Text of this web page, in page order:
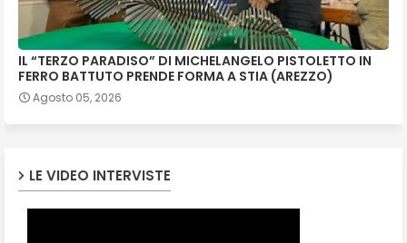
IL “TERZO PARADISO” DI MICHELANGELO PISTOLETTO IN
FERRO BATTUTO PRENDE FORMA A STIA (AREZZO)
Agosto 05, 2026
LE VIDEO INTERVISTE